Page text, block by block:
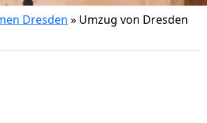
Dresden » Umzug von Dresden